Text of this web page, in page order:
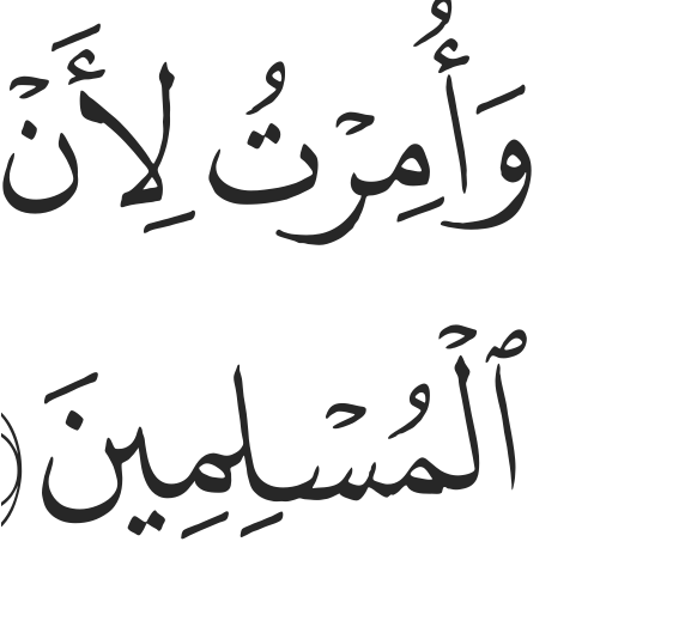
وامرت لان اكون اول المسلمين ١٢
وَأُمِرْتُ لِأَنْ أَكُونَ أَوَّلَ ٱلْمُسْلِمِينَ ١٢
ﱋﱌ
ﱏﱐ